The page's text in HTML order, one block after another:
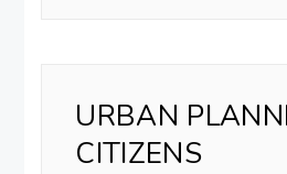
URBAN
CITIZENS